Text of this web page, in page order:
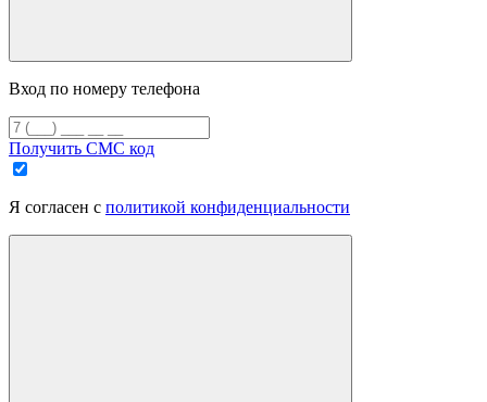
Вход по номеру телефона
Получить СМС код
Я согласен с политикой конфиденциальности